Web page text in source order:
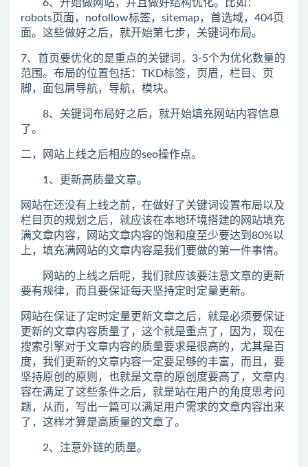
6、开始做网站，并且做好结构优化。比如：
robots页面，nofollow标签，sitemap，首选域，404页
面。这些做好之后，就开始第七步，关键词布局。
7、首页要优化的是重点的关键词，3-5个为优化数量的
范围。布局的位置包括：TKD标签，页眉，栏目、页
脚，面包屑导航，导航，模块。
8、关键词布局好之后，就开始填充网站内容信息
了。
二，网站上线之后相应的seo操作点。
1、更新高质量文章。
网站在还没有上线之前，在做好了关键词设置布局以及
栏目页的规划之后，就应该在本地环境搭建的网站填充
满文章内容，网站文章内容的饱和度至少要达到80%以
上，填充满网站的文章内容是我们要做的第一件事情。
网站的上线之后呢，我们就应该要注意文章的更新
要有规律，而且要保证每天坚持定时定量更新。
网站在保证了定时定量更新文章之后，就是必须要保证
更新的文章内容质量了，这个就是重点了，因为，现在
搜索引擎对于文章内容的质量要求是很高的，尤其是百
度，我们更新的文章内容一定要足够的丰富，而且，要
坚持原创的原则，也就是文章的原创度要高了，文章内
容在满足了这些条件之后，就是站在用户的角度思考问
题，从而，写出一篇可以满足用户需求的文章内容出来
了，这样才算是高质量的文章了。
2、注意外链的质量。